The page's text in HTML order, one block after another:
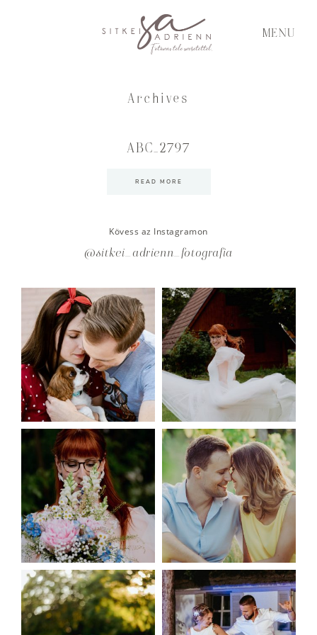
MENU
Archives
ABC_2797
READ MORE
Kövess az Instagramon
@sitkei_adrienn_fotografia